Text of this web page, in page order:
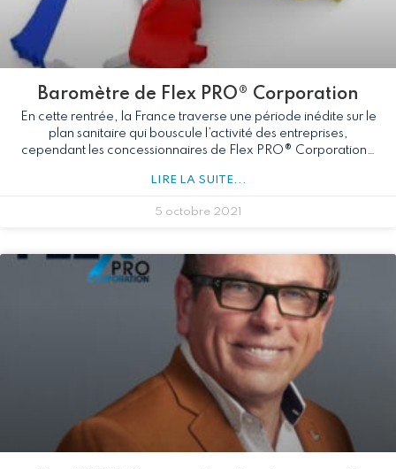
Baromètre de Flex PRO® Corporation
En cette rentrée, la France traverse une période inédite sur le
plan sanitaire qui bouscule l’activité des entreprises,
cependant les concessionnaires de Flex PRO® Corporation…
LIRE LA SUITE...
5 octobre 2021